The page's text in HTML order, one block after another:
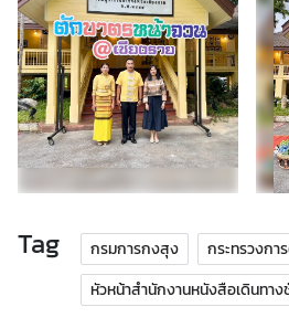
ร้
อ
ง
เ
รี
ย
น
ส
Tag กรมการกงสุง
กระทรวงกา
หัวหน้าสำนักงานหนังสือเดินทาง